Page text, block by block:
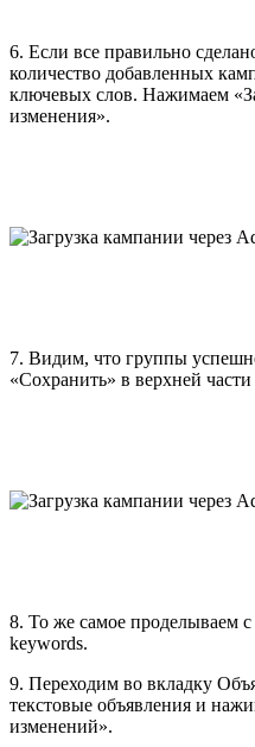
6. Если все правильно
количество добавленных
ключевых слов. Нажимаем
изменения».
7. Видим, что группы
«Сохранить» в верхней части
8. То же самое проделываем
keywords.
9. Переходим во вкладку
текстовые объявления и
изменений».